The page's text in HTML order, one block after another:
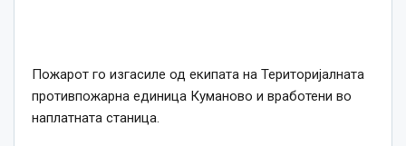
Пожарот го изгасиле од екипата на Територијалната
противпожарна единица Куманово и вработени во
наплатната станица.